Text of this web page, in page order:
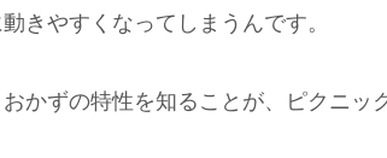
きやすくなってしまうんです。
かずの特性を知ることが、ピクニッ